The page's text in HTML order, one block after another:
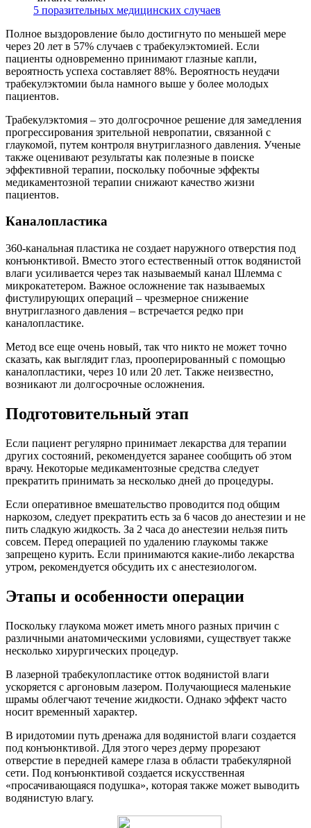
5 поразительных медицинских случаев
Полное выздоровление было достигнуто по меньшей мере
через 20 лет в 57% случаев с трабекулэктомией. Если
пациенты одновременно принимают глазные капли,
вероятность успеха составляет 88%. Вероятность неудачи
трабекулэктомии была намного выше у более молодых
пациентов.
Трабекулэктомия – это долгосрочное решение для замедления
прогрессирования зрительной невропатии, связанной с
глаукомой, путем контроля внутриглазного давления. Ученые
также оценивают результаты как полезные в поиске
эффективной терапии, поскольку побочные эффекты
медикаментозной терапии снижают качество жизни
пациентов.
Каналопластика
360-канальная пластика не создает наружного отверстия под
конъюнктивой. Вместо этого естественный отток водянистой
влаги усиливается через так называемый канал Шлемма с
микрокатетером. Важное осложнение так называемых
фистулирующих операций – чрезмерное снижение
внутриглазного давления – встречается редко при
каналопластике.
Метод все еще очень новый, так что никто не может точно
сказать, как выглядит глаз, прооперированный с помощью
каналопластики, через 10 или 20 лет. Также неизвестно,
возникают ли долгосрочные осложнения.
Подготовительный этап
Если пациент регулярно принимает лекарства для терапии
других состояний, рекомендуется заранее сообщить об этом
врачу. Некоторые медикаментозные средства следует
прекратить принимать за несколько дней до процедуры.
Если оперативное вмешательство проводится под общим
наркозом, следует прекратить есть за 6 часов до анестезии и не
пить сладкую жидкость. За 2 часа до анестезии нельзя пить
совсем. Перед операцией по удалению глаукомы также
запрещено курить. Если принимаются какие-либо лекарства
утром, рекомендуется обсудить их с анестезиологом.
Этапы и особенности операции
Поскольку глаукома может иметь много разных причин с
различными анатомическими условиями, существует также
несколько хирургических процедур.
В лазерной трабекулопластике отток водянистой влаги
ускоряется с аргоновым лазером. Получающиеся маленькие
шрамы облегчают течение жидкости. Однако эффект часто
носит временный характер.
В иридотомии путь дренажа для водянистой влаги создается
под конъюнктивой. Для этого через дерму прорезают
отверстие в передней камере глаза в области трабекулярной
сети. Под конъюнктивой создается искусственная
«просачивающаяся подушка», которая также может выводить
водянистую влагу.